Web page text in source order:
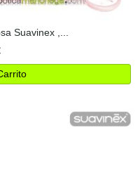
Suavinex ,...